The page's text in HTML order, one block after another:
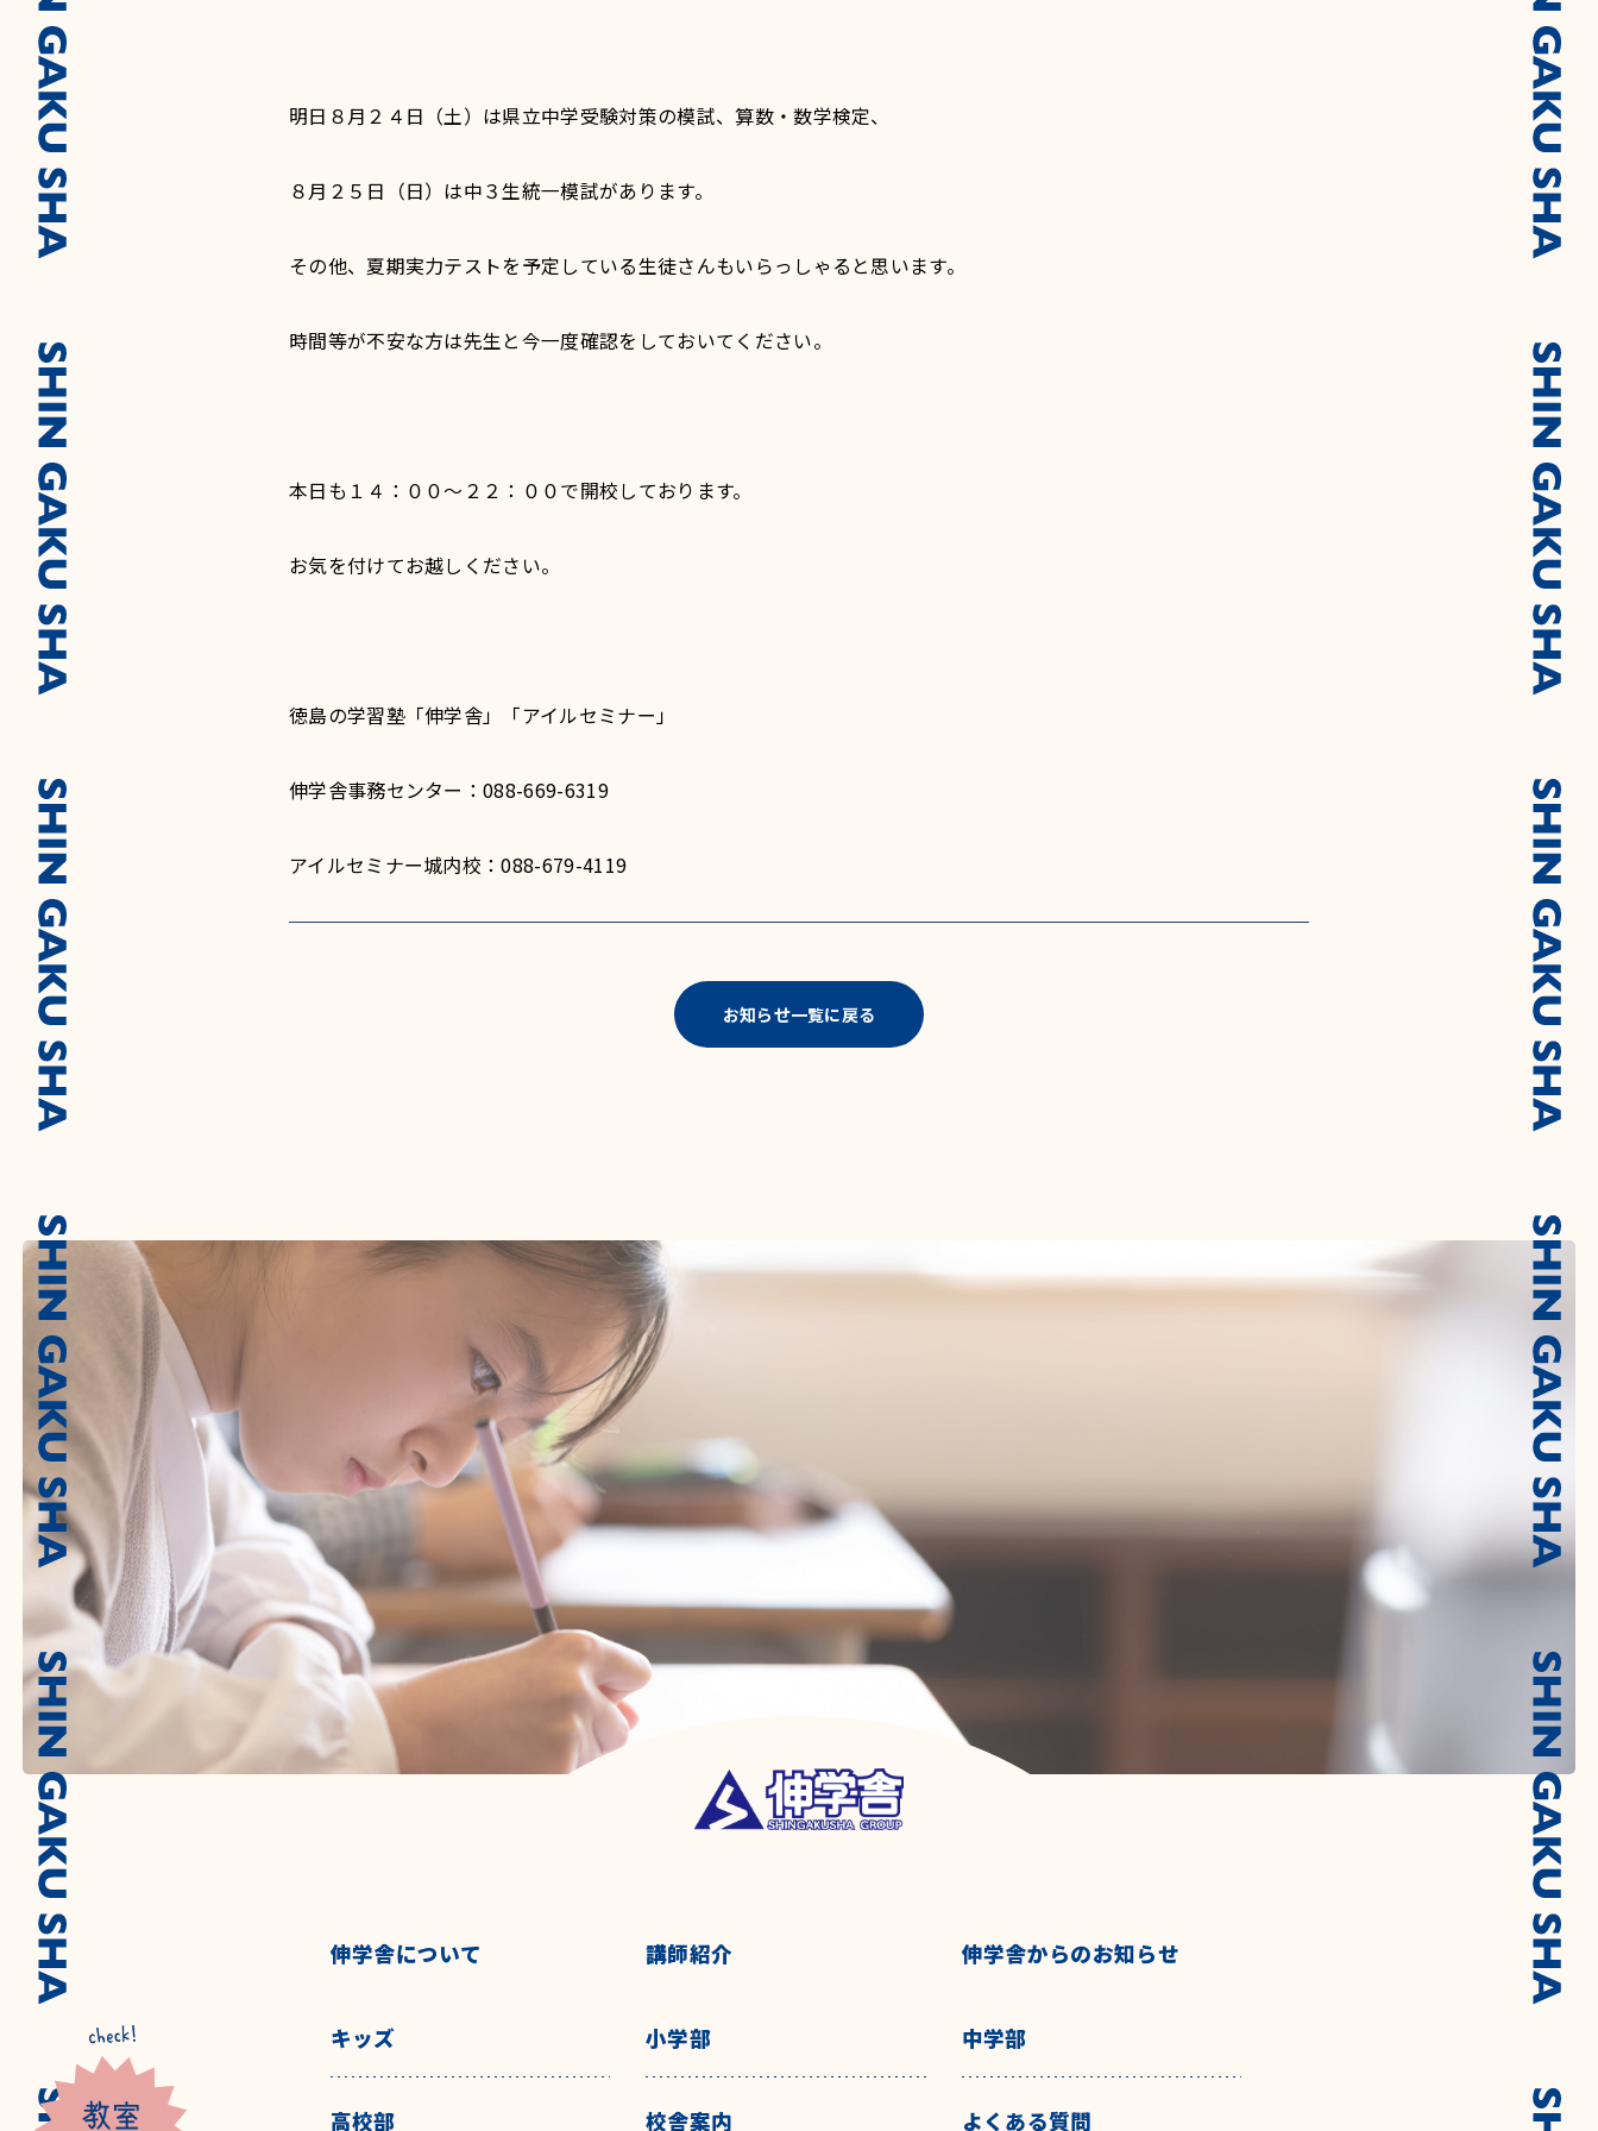
明日８月２４日（土）は県立中学受験対策の模試、算数・数学検定、
８月２５日（日）は中３生統一模試があります。
その他、夏期実力テストを予定している生徒さんもいらっしゃると思います。
時間等が不安な方は先生と今一度確認をしておいてください。
本日も１４：００～２２：００で開校しております。
お気を付けてお越しください。
徳島の学習塾「伸学舎」「アイルセミナー」
伸学舎事務センター：088-669-6319
アイルセミナー城内校：088-679-4119
お知らせ一覧に戻る
伸学舎について 講師紹介 伸学舎からのお知らせ
キッズ 小学部 中学部
高校部 校舎案内 よくある質問